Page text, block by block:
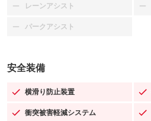
レーンアシスト
：装備なし
パークアシスト
：装備なし
安全装備
横滑り防止装置
：装備あり
衝突被害軽減システム
：装備あり